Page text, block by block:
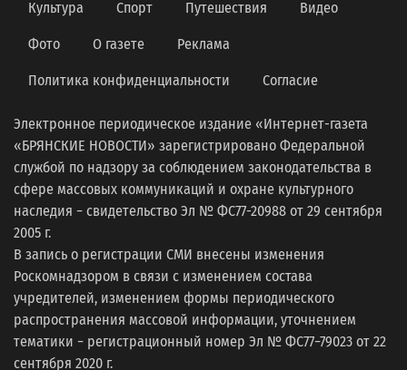
Культура Спорт Путешествия Видео
Фото О газете Реклама
Политика конфиденциальности Согласие
Электронное периодическое издание «Интернет-газета
«БРЯНСКИЕ НОВОСТИ» зарегистрировано Федеральной
службой по надзору за соблюдением законодательства в
сфере массовых коммуникаций и охране культурного
наследия − свидетельство Эл № ФС77-20988 от 29 сентября
2005 г.
В запись о регистрации СМИ внесены изменения
Роскомнадзором в связи с изменением состава
учредителей, изменением формы периодического
распространения массовой информации, уточнением
тематики − регистрационный номер Эл № ФС77−79023 от 22
сентября 2020 г.